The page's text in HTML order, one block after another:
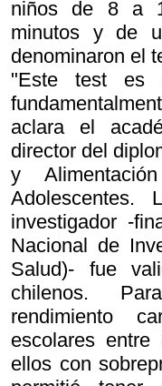
niños de 8 a
minutos y de
denominaron el
"Este test es
aclara el
director del
y
investigador -
Nacional de
Salud)- fue
chilenos.
rendimiento
escolares
ellos con